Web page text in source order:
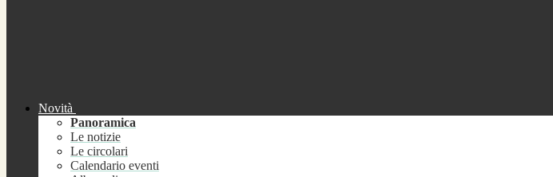
Novità
Panoramica
Le notizie
Le circolari
Calendario eventi